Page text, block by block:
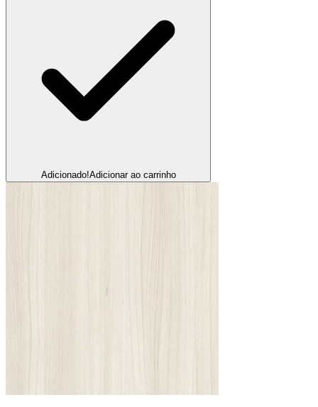
Adicionado!Adicionar ao carrinho